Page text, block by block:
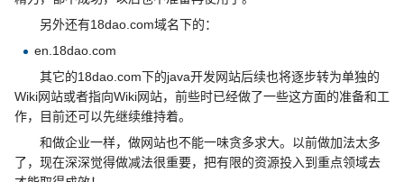
另外还有18dao.com域名下的：
en.18dao.com
其它的18dao.com下的java开发网站后续也将逐步转为单独的
Wiki网站或者指向Wiki网站，前些时已经做了一些这方面的准备和工
作，目前还可以先继续维持着。
和做企业一样，做网站也不能一味贪多求大。以前做加法太多
了，现在深深觉得做减法很重要，把有限的资源投入到重点领域去